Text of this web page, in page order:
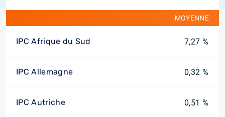
MOYENNE
IPC Afrique du Sud 7,27 %
IPC Allemagne 0,32 %
IPC Autriche 0,51 %